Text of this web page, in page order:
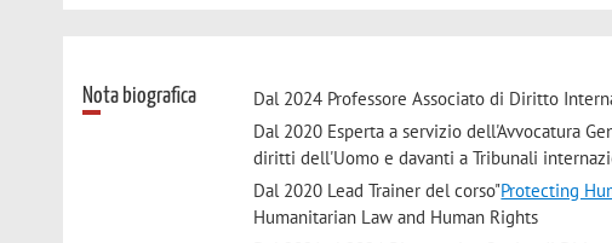
Nota biografica
Dal 2024 Professore Associato di Diritto
Dal 2020 Esperta a servizio dell'Avvocatura
diritti dell'Uomo e davanti a Tribunali
Dal 2020 Lead Trainer del corso"Protecting
Humanitarian Law and Human Rights